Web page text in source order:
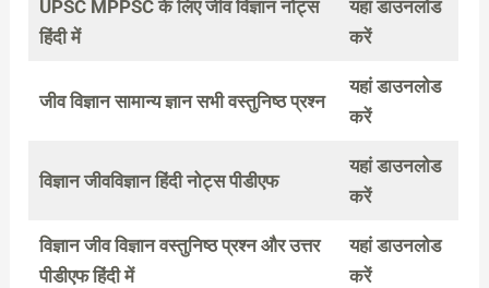
UPSC MPPSC के लिए जीव विज्ञान नोट्स
हिंदी में
यहां डाउनलोड
करें
जीव विज्ञान सामान्य ज्ञान सभी वस्तुनिष्ठ प्रश्न
यहां डाउनलोड
करें
विज्ञान जीवविज्ञान हिंदी नोट्स पीडीएफ
यहां डाउनलोड
करें
विज्ञान जीव विज्ञान वस्तुनिष्ठ प्रश्न और उत्तर
पीडीएफ हिंदी में
यहां डाउनलोड
करें